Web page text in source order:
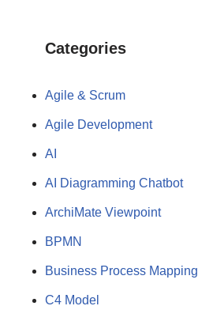
Categories
Agile & Scrum
Agile Development
AI
AI Diagramming Chatbot
ArchiMate Viewpoint
BPMN
Business Process Mapping
C4 Model